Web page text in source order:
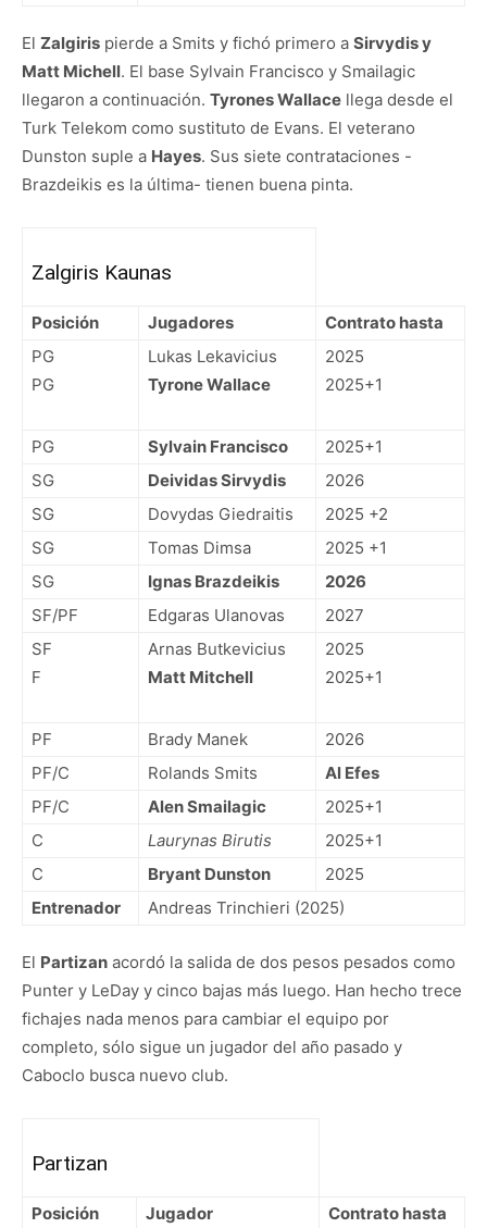
El Zalgiris pierde a Smits y fichó primero a Sirvydis y
Matt Michell. El base Sylvain Francisco y Smailagic
llegaron a continuación. Tyrones Wallace llega desde el
Turk Telekom como sustituto de Evans. El veterano
Dunston suple a Hayes. Sus siete contrataciones -
Brazdeikis es la última- tienen buena pinta.
Zalgiris Kaunas
Posición Jugadores
Contrato hasta
PG
PG
Lukas Lekavicius
Tyrone Wallace
2025
2025+1
PG Sylvain Francisco
2025+1
SG
Deividas Sirvydis
2026
SG
Dovydas Giedraitis
2025 +2
SG
Tomas Dimsa
2025 +1
SG
Ignas Brazdeikis
2026
SF/PF
Edgaras Ulanovas
2027
SF
F
Arnas Butkevicius
Matt Mitchell
2025
2025+1
PF Brady Manek
2026
PF/C
Rolands Smits
Al Efes
PF/C
Alen Smailagic
2025+1
C
Laurynas Birutis
2025+1
C
Bryant Dunston
2025
Entrenador
Andreas Trinchieri (2025)
El Partizan acordó la salida de dos pesos pesados como
Punter y LeDay y cinco bajas más luego. Han hecho trece
fichajes nada menos para cambiar el equipo por
completo, sólo sigue un jugador del año pasado y
Caboclo busca nuevo club.
Partizan
Posición Jugador Contrato hasta